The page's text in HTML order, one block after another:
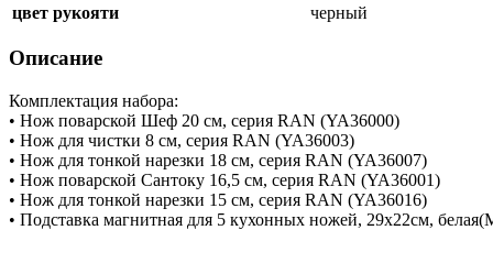
цвет рукояти
черный
Описание
Комплектация набора:
• Нож поварской Шеф 20 см, серия RAN (YA36000)
• Нож для чистки 8 см, серия RAN (YA36003)
• Нож для тонкой нарезки 18 см, серия RAN (YA36007)
• Нож поварской Сантоку 16,5 см, серия RAN (YA36001)
• Нож для тонкой нарезки 15 см, серия RAN (YA36016)
• Подставка магнитная для 5 кухонных ножей, 29х22см,